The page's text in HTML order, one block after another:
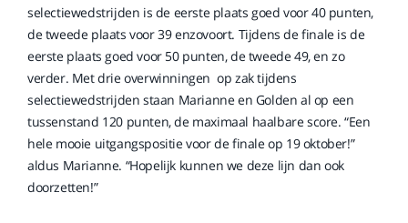
selectiewedstrijden is de eerste plaats goed voor 40 punten,
de tweede plaats voor 39 enzovoort. Tijdens de finale is de
eerste plaats goed voor 50 punten, de tweede 49, en zo
verder. Met drie overwinningen op zak tijdens
selectiewedstrijden staan Marianne en Golden al op een
tussenstand 120 punten, de maximaal haalbare score. “Een
hele mooie uitgangspositie voor de finale op 19 oktober!”
aldus Marianne. “Hopelijk kunnen we deze lijn dan ook
doorzetten!”